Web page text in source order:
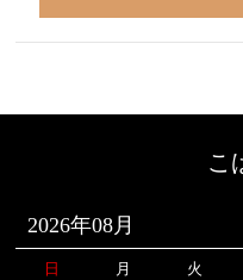
こ
2026年08月
日 月 火